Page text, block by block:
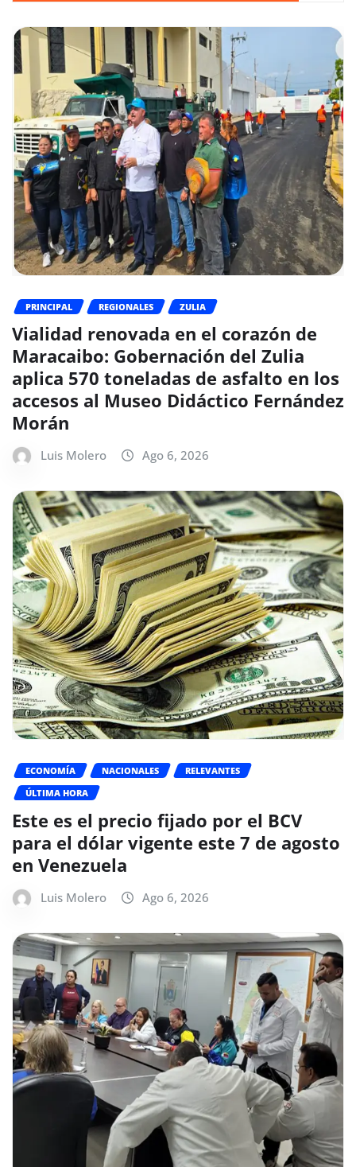
PRINCIPAL REGIONALES ZULIA
Vialidad renovada en el corazón de
Maracaibo: Gobernación del Zulia
aplica 570 toneladas de asfalto en los
accesos al Museo Didáctico Fernández
Morán
Luis Molero Ago 6, 2026
ECONOMÍA NACIONALES
RELEVANTES
ÚLTIMA HORA
Este es el precio fijado por el BCV
para el dólar vigente este 7 de agosto
en Venezuela
Luis Molero Ago 6, 2026